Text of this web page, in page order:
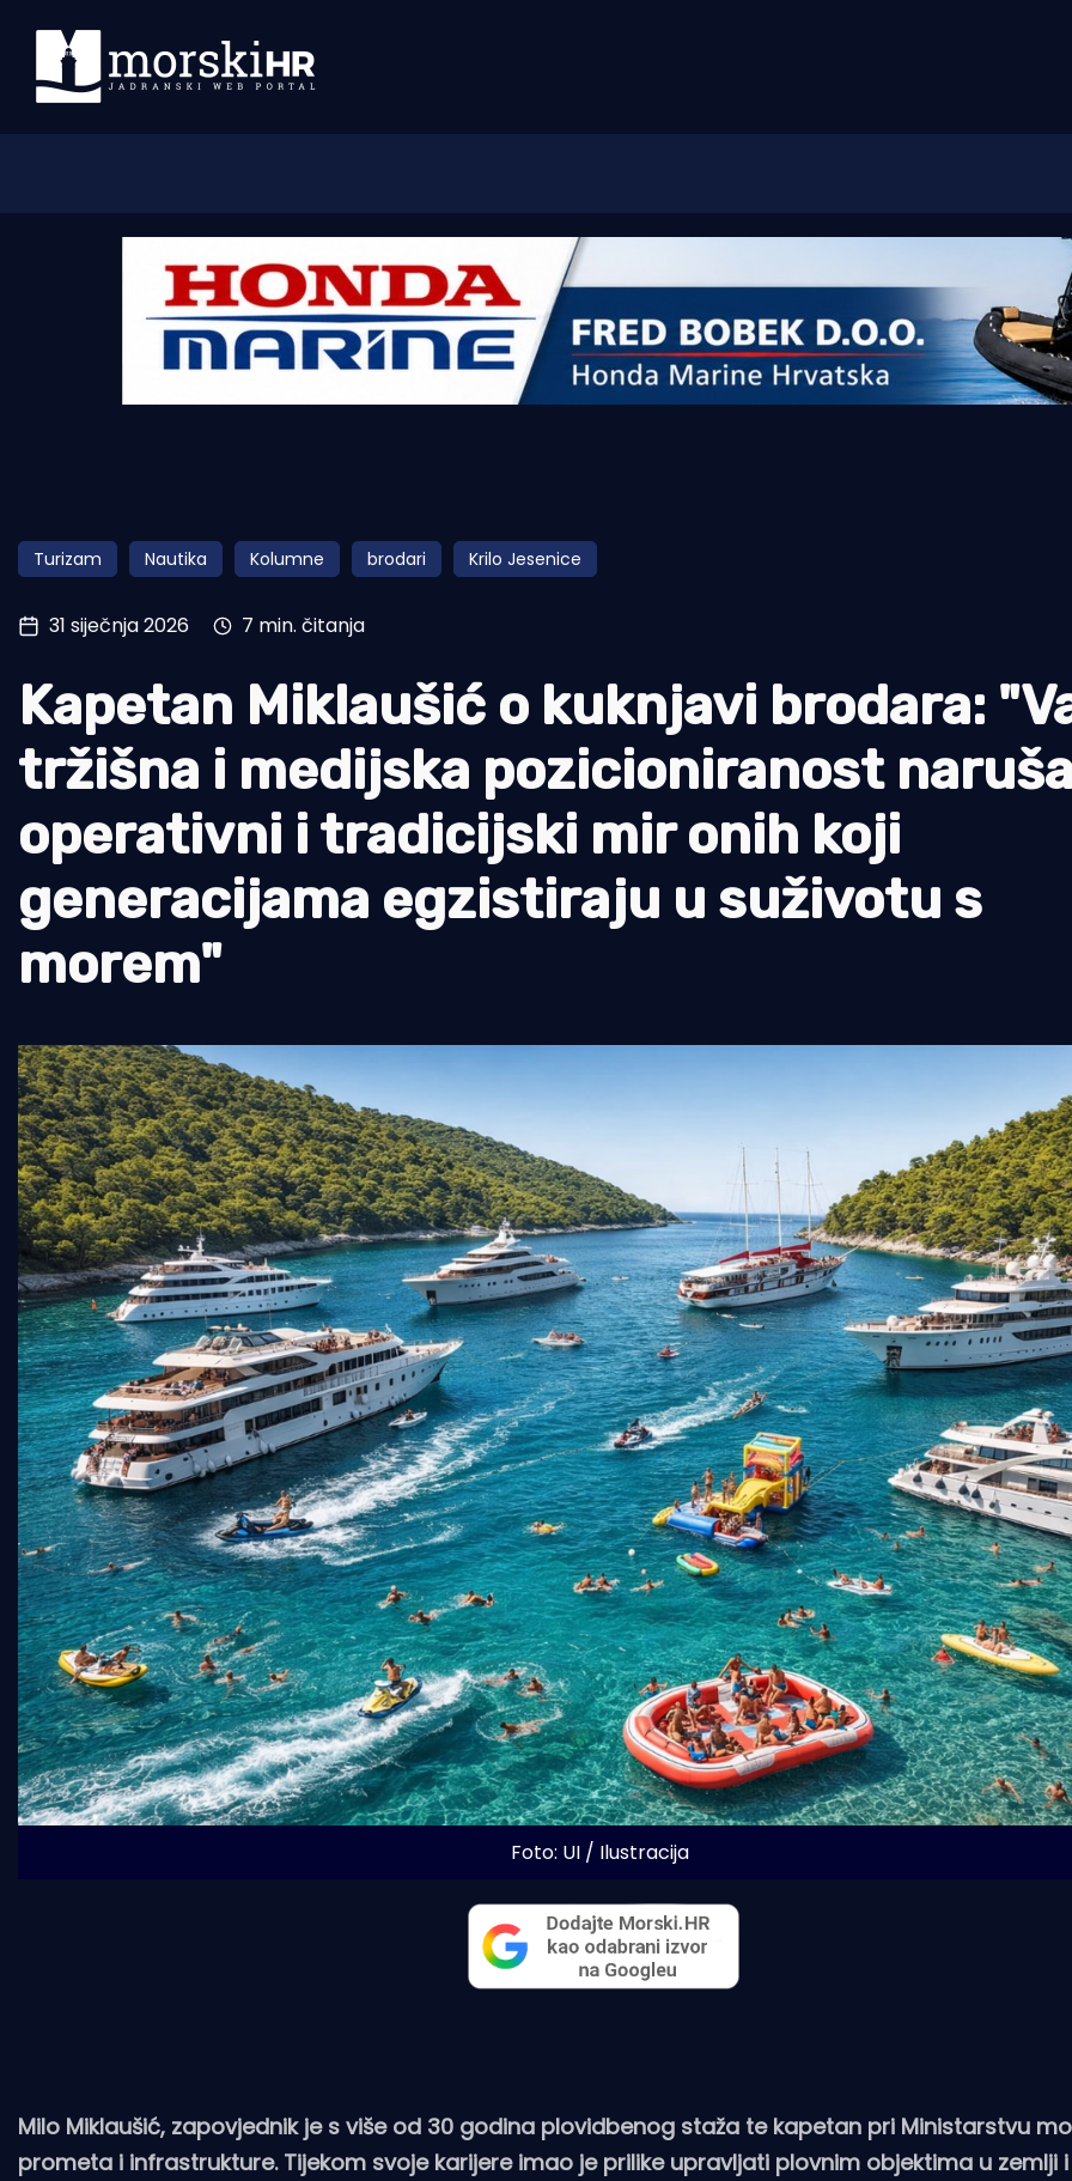
Morski plus
Pomorstvo
Ribolov
Tradicija i kultura
Turizam Nautika Kolumne brodari Krilo Jesenice
31 siječnja 2026 7 min. čitanja
Kapetan Miklaušić o kuknjavi brodara:
tržišna i medijska pozicioniranost
operativni i tradicijski mir onih koji
generacijama egzistiraju u suživotu s
morem"
Foto: UI / Ilustracija
Milo Miklaušić, zapovjednik je s više od 30 godina plovidbenog staža te kapetan pri Ministarstvu
prometa i infrastrukture. Tijekom svoje karijere imao je prilike upravljati plovnim objektima u zemlji